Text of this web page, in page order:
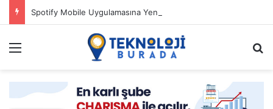
Spotify Mobile Uygulamasına Yeni Özellikler Ekliyor
Menü